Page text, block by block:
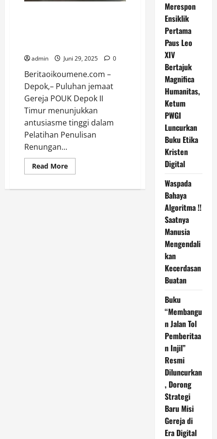
admin Juni 29, 2025 0
Beritaoikoumene.com –
Depok,– Puluhan jemaat
Gereja POUK Depok II
Timur menunjukkan
antusiasme tinggi dalam
Pelatihan Penulisan
Renungan...
Read MoreRead
more
POUK
Merespon
Ensiklik
Pertama
Paus Leo
XIV
Bertajuk
Magnifica
Humanitas,
Ketum
PWGI
Luncurkan
Buku Etika
Kristen
Digital
Waspada
Bahaya
Algoritma !!
Saatnya
Manusia
Mengendali
kan
Kecerdasan
Buatan
Buku
“Membangu
n Jalan Tol
Pemberitaa
n Injil”
Resmi
Diluncurkan
, Dorong
Strategi
Baru Misi
Gereja di
Era Digital